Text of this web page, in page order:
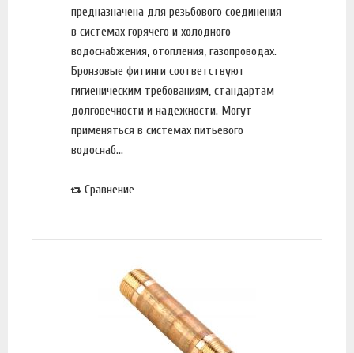
предназначена для резьбового соединения
в системах горячего и холодного
водоснабжения, отопления, газопроводах.
Бронзовые фитинги соответствуют
гигиеническим требованиям, стандартам
долговечности и надежности. Могут
применяться в системах питьевого
водоснаб...
Сравнение